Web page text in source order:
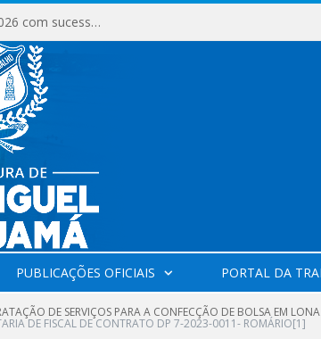
São Miguel do Guamá encerra os Jogos de Verão 2026 com sucesso de público e competições.
PUBLICAÇÕES OFICIAIS PORTAL DA
DE SERVIÇOS PARA A CONFECÇÃO DE BOLSA EM
DE FISCAL DE CONTRATO DP 7-2023-0011- ROMÁRIO[1]